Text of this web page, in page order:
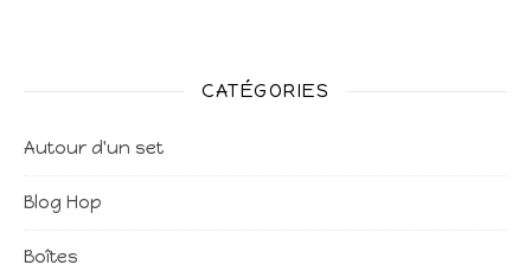
CATÉGORIES
Autour d'un set
Blog Hop
Boîtes